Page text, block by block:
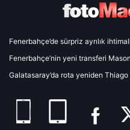
Fenerbahçe’de sürpriz ayrılık
Fenerbahçe’nin yeni transferi
Galatasaray’da rota yeniden Thiago